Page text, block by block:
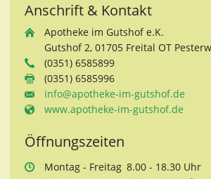
Anschrift & Kontakt
Apotheke im Gutshof e.K.
Gutshof 2, 01705 Freital OT
(0351) 6585899
(0351) 6585996
info@apotheke-im-gutshof.de
www.apotheke-im-gutshof.de
Öffnungszeiten
Montag - Freitag 8.00 - 18.30 Uhr